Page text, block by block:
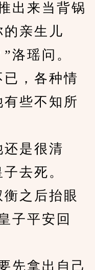
来当背锅
亲生儿
洛瑶问。
，各种情
些不知所
是很清
去死。
之后抬眼
子平安回
拿出自己